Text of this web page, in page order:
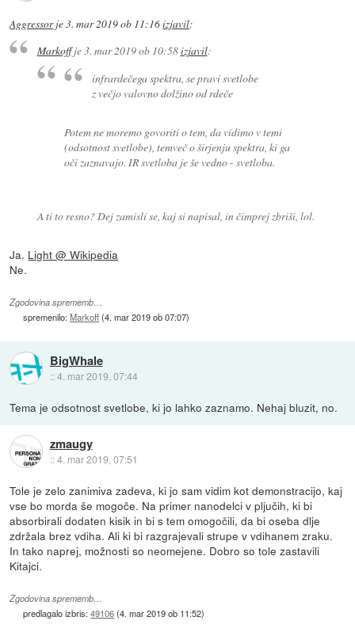
Aggressorje3. mar 2019 ob 11:16izjavil:
Markoffje3. mar 2019 ob 10:58izjavil:
infrardečega spektra, se pravi svetlobe
z večjo valovno dolžino od rdeče
Potem ne moremo govoriti o tem, da vidimo v temi
(odsotnost svetlobe), temveč o širjenju spektra, ki ga
oči zaznavajo. IR svetloba je še vedno - svetloba.
A ti to resno? Dej zamisli se, kaj si napisal, in čimprej zbriši, lol.
Ja. Light @ Wikipedia
Ne.
Zgodovina sprememb…
spremenilo:Markoff(4. mar 2019 ob 07:07)
BigWhale
::4. mar 2019, 07:44
Tema je odsotnost svetlobe, ki jo lahko zaznamo. Nehaj bluzit, no.
zmaugy
::4. mar 2019, 07:51
Tole je zelo zanimiva zadeva, ki jo sam vidim kot demonstracijo, kaj
vse bo morda še mogoče. Na primer nanodelci v pljučih, ki bi
absorbirali dodaten kisik in bi s tem omogočili, da bi oseba dlje
zdržala brez vdiha. Ali ki bi razgrajevali strupe v vdihanem zraku.
In tako naprej, možnosti so neomejene. Dobro so tole zastavili
Kitajci.
Zgodovina sprememb…
predlagalo izbris:49106(4. mar 2019 ob 11:52)